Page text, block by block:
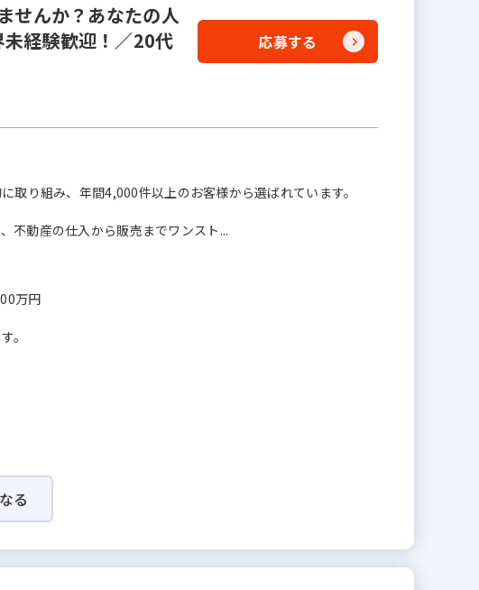
せんか？あなたの人
経験歓迎！／20代
応募する
取り組み、年間4,000件以上のお客様から選ばれています。
不動産の仕入から販売までワンスト...
万円
。
る